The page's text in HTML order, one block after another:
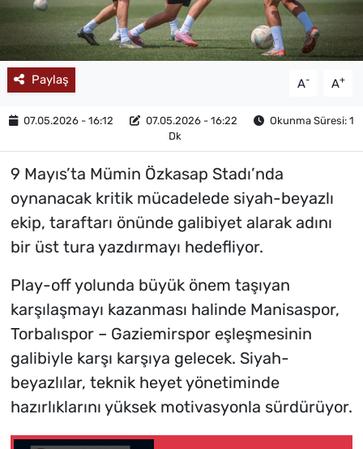
Paylaş A- A+
07.05.2026 - 16:12 07.05.2026 - 16:22
Okunma Süresi: 1
Dk
9 Mayıs’ta Mümin Özkasap Stadı’nda
oynanacak kritik mücadelede siyah-beyazlı
ekip, taraftarı önünde galibiyet alarak adını
bir üst tura yazdırmayı hedefliyor.
Play-off yolunda büyük önem taşıyan
karşılaşmayı kazanması halinde Manisaspor,
Torbalıspor – Gaziemirspor eşleşmesinin
galibiyle karşı karşıya gelecek. Siyah-
beyazlılar, teknik heyet yönetiminde
hazırlıklarını yüksek motivasyonla sürdürüyor.